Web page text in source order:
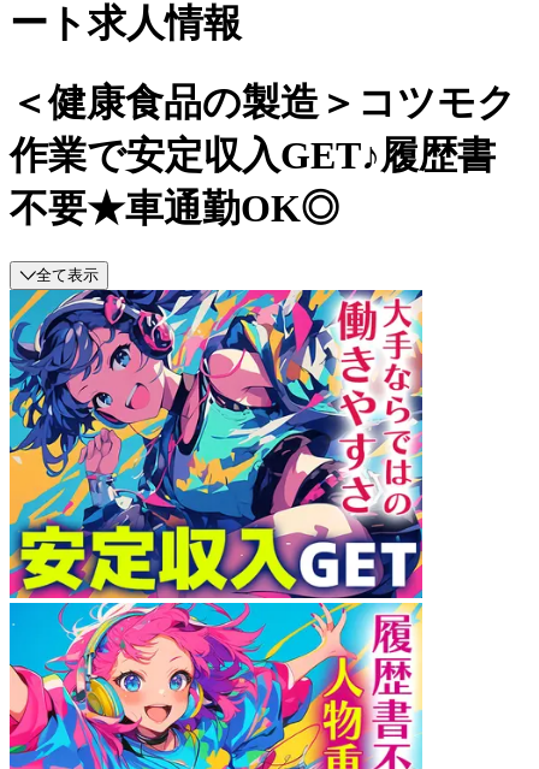
ート求人情報
＜健康食品の製造＞コツモク
作業で安定収入GET♪履歴書
不要★車通勤OK◎
全て表示